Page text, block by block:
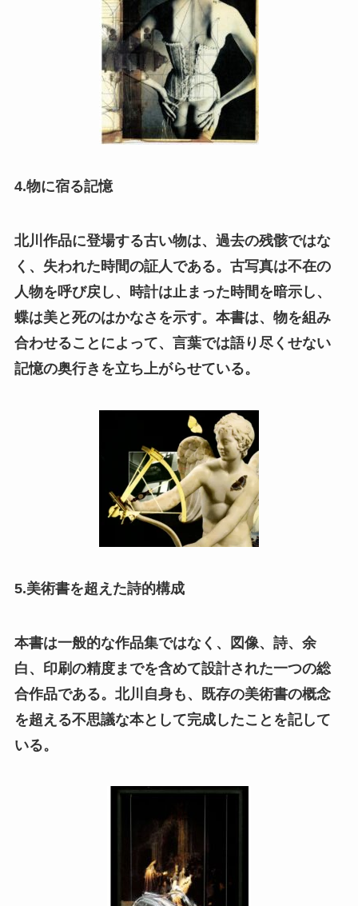
4.物に宿る記憶
北川作品に登場する古い物は、過去の残骸ではな
く、失われた時間の証人である。古写真は不在の
人物を呼び戻し、時計は止まった時間を暗示し、
蝶は美と死のはかなさを示す。本書は、物を組み
合わせることによって、言葉では語り尽くせない
記憶の奥行きを立ち上がらせている。
5.美術書を超えた詩的構成
本書は一般的な作品集ではなく、図像、詩、余
白、印刷の精度までを含めて設計された一つの総
合作品である。北川自身も、既存の美術書の概念
を超える不思議な本として完成したことを記して
いる。